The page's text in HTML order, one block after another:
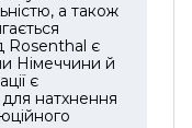
а також
Rosenthal є
Німеччини й
є
натхнення